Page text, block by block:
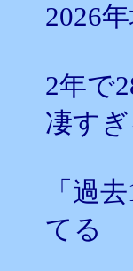
2026
2年で
凄すぎ
「過
てる